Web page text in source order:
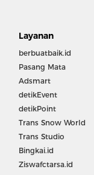
Layanan
berbuatbaik.id
Pasang Mata
Adsmart
detikEvent
detikPoint
Trans Snow World
Trans Studio
Bingkai.id
Ziswafctarsa.id